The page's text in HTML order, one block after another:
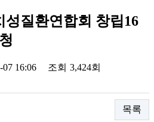
성질환연합회 창립16
07 16:06 조회 3,424회
목록